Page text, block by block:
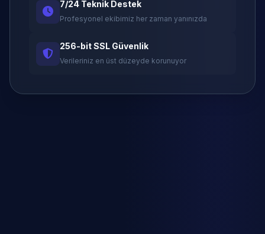
7/24 Teknik Destek
Profesyonel ekibimiz her zaman yanınızda
256-bit SSL Güvenlik
Verileriniz en üst düzeyde korunuyor